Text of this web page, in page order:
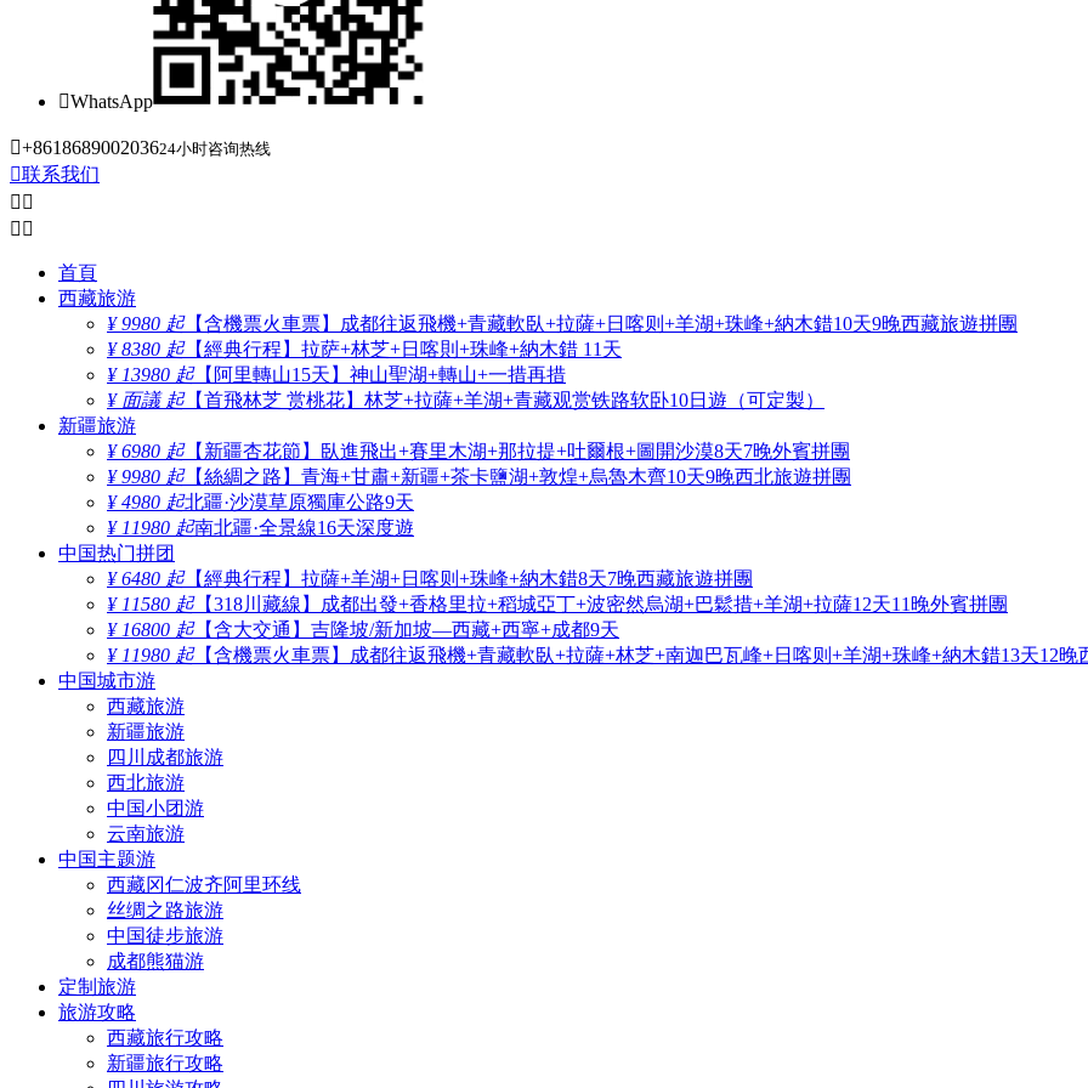
WhatsApp
+861868900203624小时咨询热线
联系我们
 
 
首頁
西藏旅游
¥ 9980 起【含機票火車票】成都往返飛機+青藏軟臥+拉薩+日喀则+羊湖+珠峰+納木錯10天9晚西藏旅遊拼團
¥ 8380 起【經典行程】拉萨+林芝+日喀則+珠峰+納木錯 11天
¥ 13980 起【阿里轉山15天】神山聖湖+轉山+一措再措
¥ 面議 起【首飛林芝 赏桃花】林芝+拉薩+羊湖+青藏观赏铁路软卧10日遊（可定製）
新疆旅游
¥ 6980 起【新疆杏花節】臥進飛出+賽里木湖+那拉提+吐爾根+圖開沙漠8天7晚外賓拼團
¥ 9980 起【絲綢之路】青海+甘肅+新疆+茶卡鹽湖+敦煌+烏魯木齊10天9晚西北旅遊拼團
¥ 4980 起北疆·沙漠草原獨庫公路9天
¥ 11980 起南北疆·全景線16天深度遊
中国热门拼团
¥ 6480 起【經典行程】拉薩+羊湖+日喀则+珠峰+納木錯8天7晚西藏旅遊拼團
¥ 11580 起【318川藏線】成都出發+香格里拉+稻城亞丁+波密然烏湖+巴鬆措+羊湖+拉薩12天11晚外賓拼團
¥ 16800 起【含大交通】吉隆坡/新加坡—西藏+西寧+成都9天
¥ 11980 起【含機票火車票】成都往返飛機+青藏軟臥+拉薩+林芝+南迦巴瓦峰+日喀则+羊湖+珠峰+納木錯13天12晚
中国城市游
西藏旅游
新疆旅游
四川成都旅游
西北旅游
中国小团游
云南旅游
中国主题游
西藏冈仁波齐阿里环线
丝绸之路旅游
中国徒步旅游
成都熊猫游
定制旅游
旅游攻略
西藏旅行攻略
新疆旅行攻略